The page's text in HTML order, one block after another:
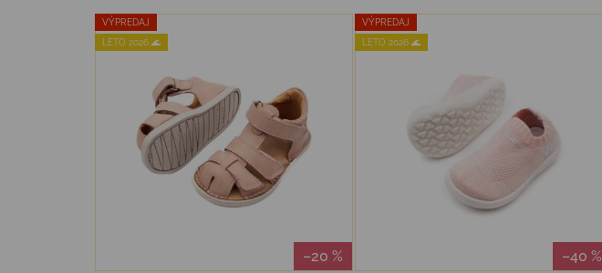
Výpis produktov
VÝPREDAJ
LETO 2026 🌊
–20 %
VÝPREDAJ
LETO 2026 🌊
–40 %